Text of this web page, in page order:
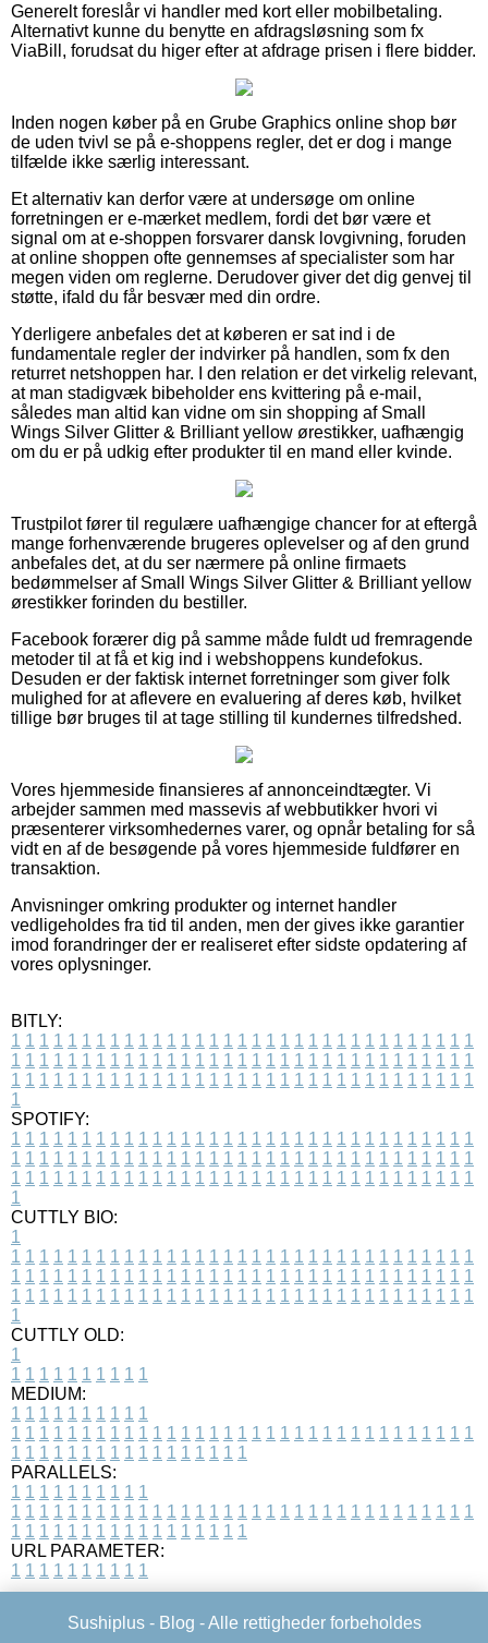
Generelt foreslår vi handler med kort eller mobilbetaling.
Alternativt kunne du benytte en afdragsløsning som fx
ViaBill, forudsat du higer efter at afdrage prisen i flere bidder.
Inden nogen køber på en Grube Graphics online shop bør
de uden tvivl se på e-shoppens regler, det er dog i mange
tilfælde ikke særlig interessant.
Et alternativ kan derfor være at undersøge om online
forretningen er e-mærket medlem, fordi det bør være et
signal om at e-shoppen forsvarer dansk lovgivning, foruden
at online shoppen ofte gennemses af specialister som har
megen viden om reglerne. Derudover giver det dig genvej til
støtte, ifald du får besvær med din ordre.
Yderligere anbefales det at køberen er sat ind i de
fundamentale regler der indvirker på handlen, som fx den
returret netshoppen har. I den relation er det virkelig relevant,
at man stadigvæk bibeholder ens kvittering på e-mail,
således man altid kan vidne om sin shopping af Small
Wings Silver Glitter & Brilliant yellow ørestikker, uafhængig
om du er på udkig efter produkter til en mand eller kvinde.
Trustpilot fører til regulære uafhængige chancer for at eftergå
mange forhenværende brugeres oplevelser og af den grund
anbefales det, at du ser nærmere på online firmaets
bedømmelser af Small Wings Silver Glitter & Brilliant yellow
ørestikker forinden du bestiller.
Facebook forærer dig på samme måde fuldt ud fremragende
metoder til at få et kig ind i webshoppens kundefokus.
Desuden er der faktisk internet forretninger som giver folk
mulighed for at aflevere en evaluering af deres køb, hvilket
tillige bør bruges til at tage stilling til kundernes tilfredshed.
Vores hjemmeside finansieres af annonceindtægter. Vi
arbejder sammen med massevis af webbutikker hvori vi
præsenterer virksomhedernes varer, og opnår betaling for så
vidt en af de besøgende på vores hjemmeside fuldfører en
transaktion.
Anvisninger omkring produkter og internet handler
vedligeholdes fra tid til anden, men der gives ikke garantier
imod forandringer der er realiseret efter sidste opdatering af
vores oplysninger.
BITLY:
1 1 1 1 1 1 1 1 1 1 1 1 1 1 1 1 1 1 1 1 1 1 1 1 1 1 1 1 1 1 1 1 1
1 1 1 1 1 1 1 1 1 1 1 1 1 1 1 1 1 1 1 1 1 1 1 1 1 1 1 1 1 1 1 1 1
1 1 1 1 1 1 1 1 1 1 1 1 1 1 1 1 1 1 1 1 1 1 1 1 1 1 1 1 1 1 1 1 1
1
SPOTIFY:
1 1 1 1 1 1 1 1 1 1 1 1 1 1 1 1 1 1 1 1 1 1 1 1 1 1 1 1 1 1 1 1 1
1 1 1 1 1 1 1 1 1 1 1 1 1 1 1 1 1 1 1 1 1 1 1 1 1 1 1 1 1 1 1 1 1
1 1 1 1 1 1 1 1 1 1 1 1 1 1 1 1 1 1 1 1 1 1 1 1 1 1 1 1 1 1 1 1 1
1
CUTTLY BIO:
1
1 1 1 1 1 1 1 1 1 1 1 1 1 1 1 1 1 1 1 1 1 1 1 1 1 1 1 1 1 1 1 1 1
1 1 1 1 1 1 1 1 1 1 1 1 1 1 1 1 1 1 1 1 1 1 1 1 1 1 1 1 1 1 1 1 1
1 1 1 1 1 1 1 1 1 1 1 1 1 1 1 1 1 1 1 1 1 1 1 1 1 1 1 1 1 1 1 1 1
1
CUTTLY OLD:
1
1 1 1 1 1 1 1 1 1 1
MEDIUM:
1 1 1 1 1 1 1 1 1 1
1 1 1 1 1 1 1 1 1 1 1 1 1 1 1 1 1 1 1 1 1 1 1 1 1 1 1 1 1 1 1 1 1
1 1 1 1 1 1 1 1 1 1 1 1 1 1 1 1 1
PARALLELS:
1 1 1 1 1 1 1 1 1 1
1 1 1 1 1 1 1 1 1 1 1 1 1 1 1 1 1 1 1 1 1 1 1 1 1 1 1 1 1 1 1 1 1
1 1 1 1 1 1 1 1 1 1 1 1 1 1 1 1 1
URL PARAMETER:
1 1 1 1 1 1 1 1 1 1
Sushiplus - Blog - Alle rettigheder forbeholdes